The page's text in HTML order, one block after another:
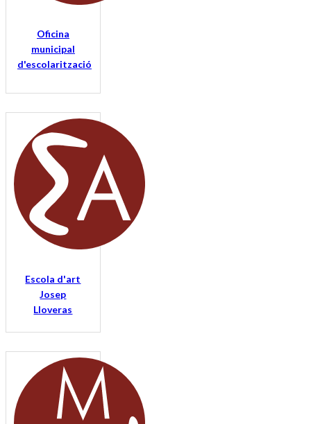
Oficina
municipal
d'escolarització
Escola d'art
Josep
Lloveras